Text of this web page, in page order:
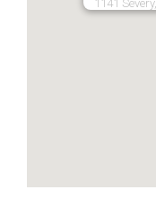
1141 Sévery,